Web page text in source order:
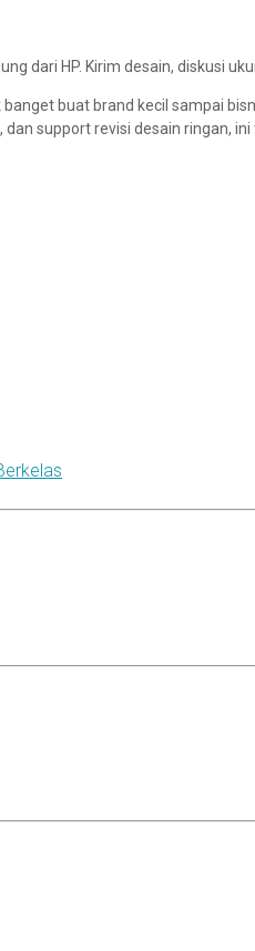
dari HP. Kirim desain, diskusi
buat brand kecil sampai
support revisi desain ringan,